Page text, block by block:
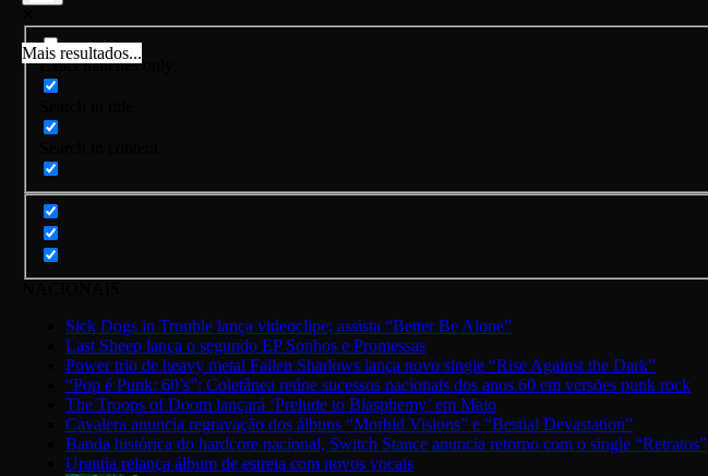
Mais resultados...
Exact matches only
Sick Dogs in Trouble lança videoclipe; assista “Better Be Alone”
Last Sheep lança o segundo EP Sonhos e Promessas
Power trio de heavy metal Fallen Shadows lança novo single “Rise Against the Dark”
“Pop é Punk: 60’s”: Coletânea reúne sucessos nacionais dos anos 60 em versões punk rock
The Troops of Doom lançará ‘Prelude to Blasphemy’ em Maio
Cavalera anuncia regravação dos álbuns “Morbid Visions” e “Bestial Devastation”
Banda histórica do hardcore nacional, Switch Stance anuncia retorno com o single “Retratos”
Urantia relança álbum de estreia com novos vocais